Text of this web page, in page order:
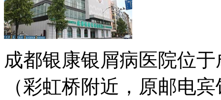
成都银康银屑病医院位
（彩虹桥附近，原邮电